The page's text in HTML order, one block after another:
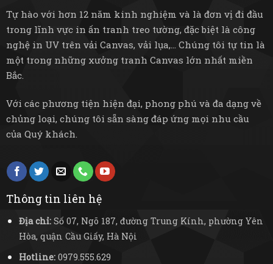
Tự hào với hơn 12 năm kinh nghiệm và là đơn vị đi đầu
trong lĩnh vực in ấn tranh treo tường, đặc biệt là công
nghệ in UV trên vải Canvas, vải lụa,... Chúng tôi tự tin là
một trong những xưởng tranh Canvas lớn nhất miền
Bắc.
Với các phương tiện hiện đại, phong phú và đa dạng về
chủng loại, chúng tôi sẵn sàng đáp ứng mọi nhu cầu
của Quý khách.
Thông tin liên hệ
Địa chỉ:Số 07, Ngõ 187, đường Trung Kính, phường Yên
Hòa, quận Cầu Giấy, Hà Nội
Hotline:0979.555.629